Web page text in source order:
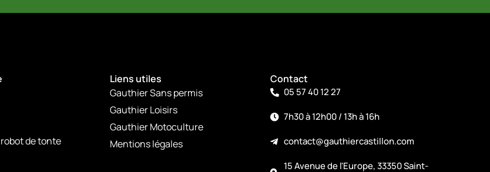
de tonte
Liens utiles
Gauthier Sans permis
Gauthier Loisirs
Gauthier Motoculture
Mentions légales
Contact
05 57 40 12 27
7h30 à 12h00 / 13h à 16h
contact@gauthiercastillon.com
15 Avenue de l'Europe, 33350 Saint-